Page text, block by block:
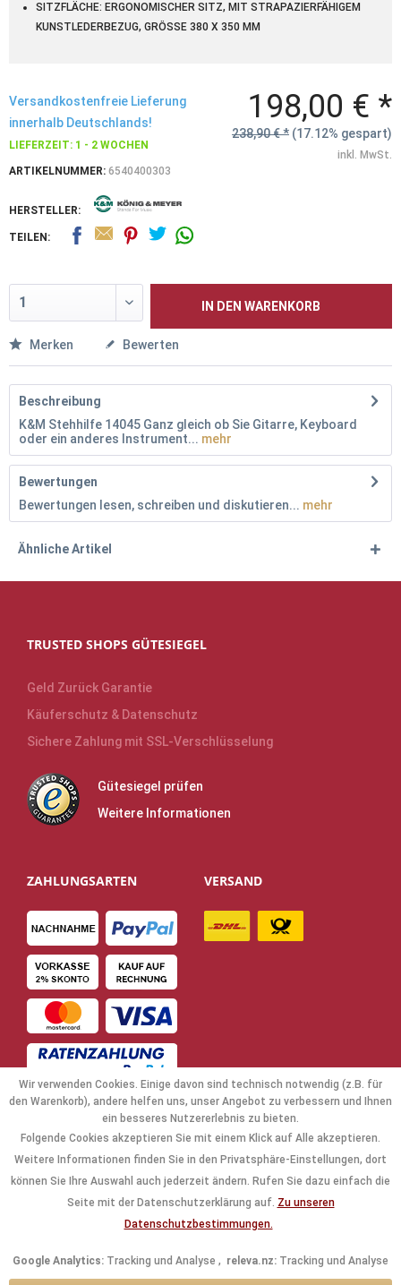
SITZFLÄCHE: ERGONOMISCHER SITZ, MIT STRAPAZIERFÄHIGEM
KUNSTLEDERBEZUG, GRÖSSE 380 X 350 MM
Versandkostenfreie Lieferung
innerhalb Deutschlands!
LIEFERZEIT: 1 - 2 WOCHEN
ARTIKELNUMMER: 6540400303
HERSTELLER:
198,00 € *
238,90 € * (17.12% gespart)
inkl. MwSt.
TEILEN:
IN DEN WARENKORB
Merken Bewerten
Beschreibung
K&M Stehhilfe 14045 Ganz gleich ob Sie Gitarre, Keyboard
oder ein anderes Instrument... mehr
Bewertungen
Bewertungen lesen, schreiben und diskutieren... mehr
Ähnliche Artikel
TRUSTED SHOPS GÜTESIEGEL
Geld Zurück Garantie
Käuferschutz & Datenschutz
Sichere Zahlung mit SSL-Verschlüsselung
Gütesiegel prüfen
Weitere Informationen
ZAHLUNGSARTEN VERSAND
NAVIGATION
INFORMATIONEN
Wir verwenden Cookies. Einige davon sind technisch notwendig (z.B. für
den Warenkorb), andere helfen uns, unser Angebot zu verbessern und Ihnen
ein besseres Nutzererlebnis zu bieten.
Folgende Cookies akzeptieren Sie mit einem Klick auf Alle akzeptieren.
Weitere Informationen finden Sie in den Privatsphäre-Einstellungen, dort
können Sie Ihre Auswahl auch jederzeit ändern. Rufen Sie dazu einfach die
Seite mit der Datenschutzerklärung auf. Zu unseren
Datenschutzbestimmungen.
Google Analytics: Tracking und Analyse , releva.nz: Tracking und Analyse